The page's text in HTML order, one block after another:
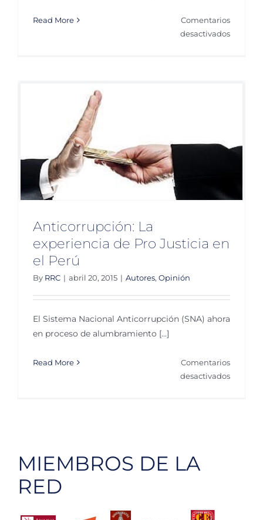
Read More
Comentarios
desactivadosen
Anticorrupción: La
experiencia de Pro Justicia en
el Perú
By RRC | abril 20, 2015 | Autores, Opinión
El Sistema Nacional Anticorrupción (SNA) ahora
en proceso de alumbramiento [...]
Read More
Comentarios
desactivadosen
MIEMBROS DE LA
RED